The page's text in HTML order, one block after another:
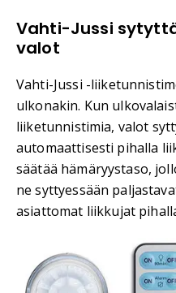
Vahti-Jussi
valot
Vahti-Jussi -
ulkonakin. Kun
liiketunnistimia, valot
automaattisesti pihalla
säätää hämäryystaso,
ne syttyessään
asiattomat liikkujat